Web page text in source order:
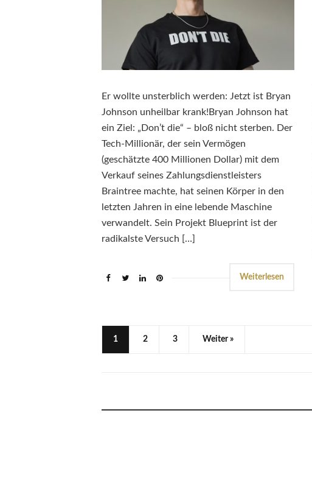
Er wollte unsterblich werden: Jetzt ist Bryan
Johnson unheilbar krank!Bryan Johnson hat
ein Ziel: „Don’t die“ – bloß nicht sterben. Der
Tech-Millionär, der sein Vermögen
(geschätzte 400 Millionen Dollar) mit dem
Verkauf seines Zahlungsdienstleisters
Braintree machte, hat seinen Körper in den
letzten Jahren in eine lebende Maschine
verwandelt. Sein Projekt Blueprint ist der
radikalste Versuch […]
Weiterlesen
1 2 3 Weiter »